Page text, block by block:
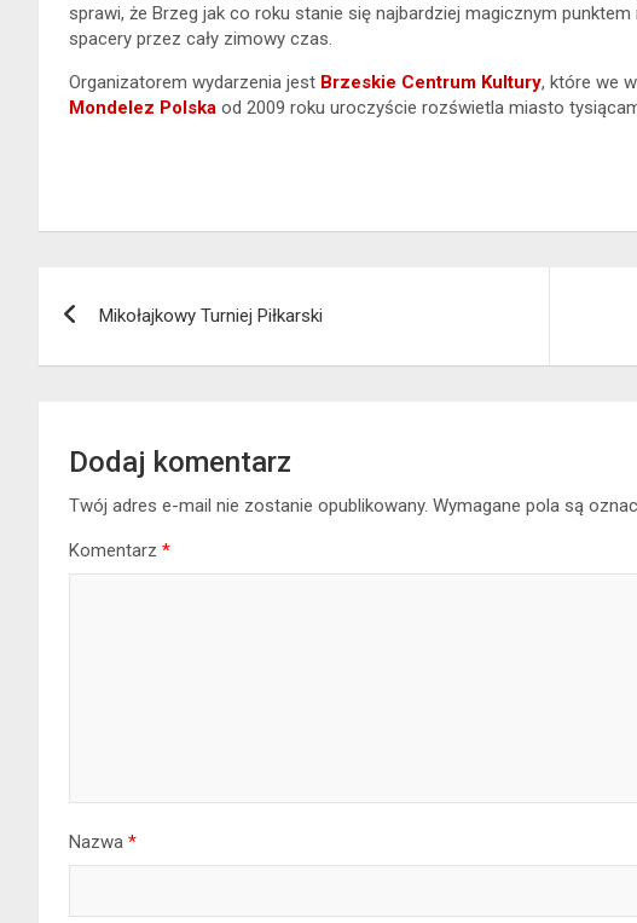
sprawi, że Brzeg jak co roku stanie się najbardziej magicznym
spacery przez cały zimowy czas.
Organizatorem wydarzenia jest Brzeskie Centrum Kultury, które we
Mondelez Polska od 2009 roku uroczyście rozświetla miasto
Mikołajkowy Turniej Piłkarski
Dodaj komentarz
Twój adres e-mail nie zostanie opublikowany. Wymagane pola są
Komentarz *
Nazwa *